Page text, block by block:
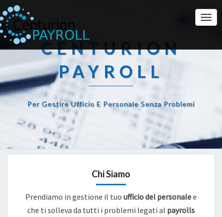
CENTURION
PAYROLL
Per Gestire Ufficio E Personale Senza Problemi
Chi Siamo
Prendiamo in gestione il tuo ufficio del personalee
che ti solleva da tutti i problemi legati al payrolls